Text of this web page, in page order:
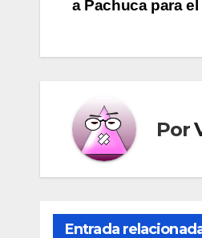
entradas
a Pachuca para
Por
Entrada